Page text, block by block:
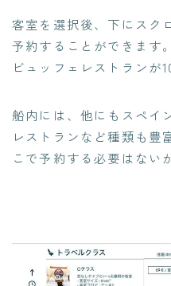
客室を選択後、下にスク
予約することができます
ビュッフェレストランが
船内には、他にもスペイ
レストランなど種類も豊
こで予約する必要はない